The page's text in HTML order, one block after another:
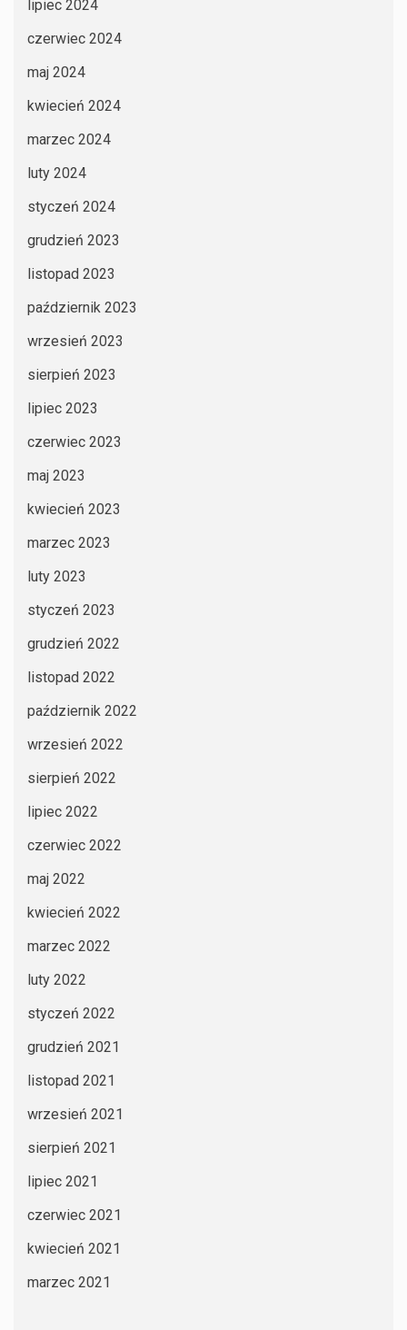
lipiec 2024
czerwiec 2024
maj 2024
kwiecień 2024
marzec 2024
luty 2024
styczeń 2024
grudzień 2023
listopad 2023
październik 2023
wrzesień 2023
sierpień 2023
lipiec 2023
czerwiec 2023
maj 2023
kwiecień 2023
marzec 2023
luty 2023
styczeń 2023
grudzień 2022
listopad 2022
październik 2022
wrzesień 2022
sierpień 2022
lipiec 2022
czerwiec 2022
maj 2022
kwiecień 2022
marzec 2022
luty 2022
styczeń 2022
grudzień 2021
listopad 2021
wrzesień 2021
sierpień 2021
lipiec 2021
czerwiec 2021
kwiecień 2021
marzec 2021